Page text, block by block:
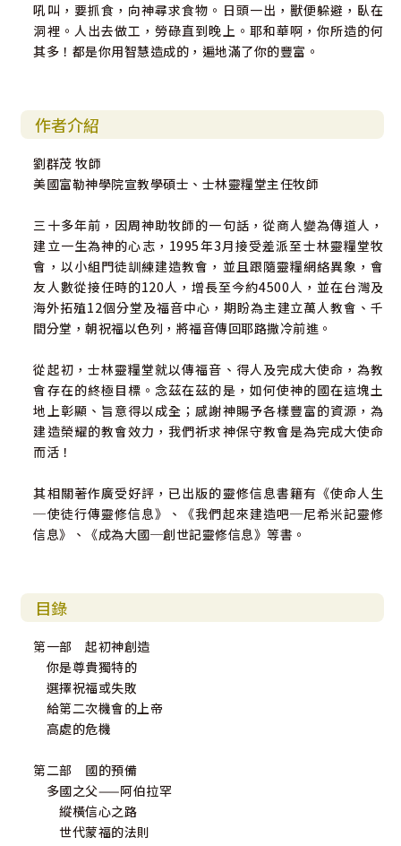
吼叫，要抓食，向神尋求食物。日頭一出，獸便躲避，臥在
洞裡。人出去做工，勞碌直到晚上。耶和華啊，你所造的何
其多！都是你用智慧造成的，遍地滿了你的豐富。
作者介紹
劉群茂 牧師
美國富勒神學院宣教學碩士、士林靈糧堂主任牧師
三十多年前，因周神助牧師的一句話，從商人變為傳道人，
建立一生為神的心志，1995年3月接受差派至士林靈糧堂牧
會，以小組門徒訓練建造教會，並且跟隨靈糧網絡異象，會
友人數從接任時的120人，增長至今約4500人，並在台灣及
海外拓殖12個分堂及福音中心，期盼為主建立萬人教會、千
間分堂，朝祝福以色列，將福音傳回耶路撒冷前進。
從起初，士林靈糧堂就以傳福音、得人及完成大使命，為教
會存在的終極目標。念茲在茲的是，如何使神的國在這塊土
地上彰顯、旨意得以成全；感謝神賜予各樣豐富的資源，為
建造榮耀的教會效力，我們祈求神保守教會是為完成大使命
而活！
其相關著作廣受好評，已出版的靈修信息書籍有《使命人生
─使徒行傳靈修信息》、《我們起來建造吧─尼希米記靈修
信息》、《成為大國─創世記靈修信息》等書。
目錄
第一部 起初神創造
你是尊貴獨特的
選擇祝福或失敗
給第二次機會的上帝
高處的危機
第二部 國的預備
多國之父——阿伯拉罕
縱橫信心之路
世代蒙福的法則